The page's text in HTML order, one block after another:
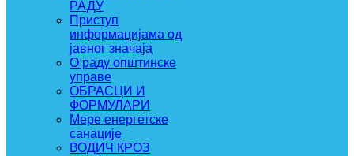
РАДУ
Приступ
информацијама од
јавног значаја
О раду општинске
управе
ОБРАСЦИ И
ФОРМУЛАРИ
Мере енергетске
санације
ВОДИЧ КРОЗ